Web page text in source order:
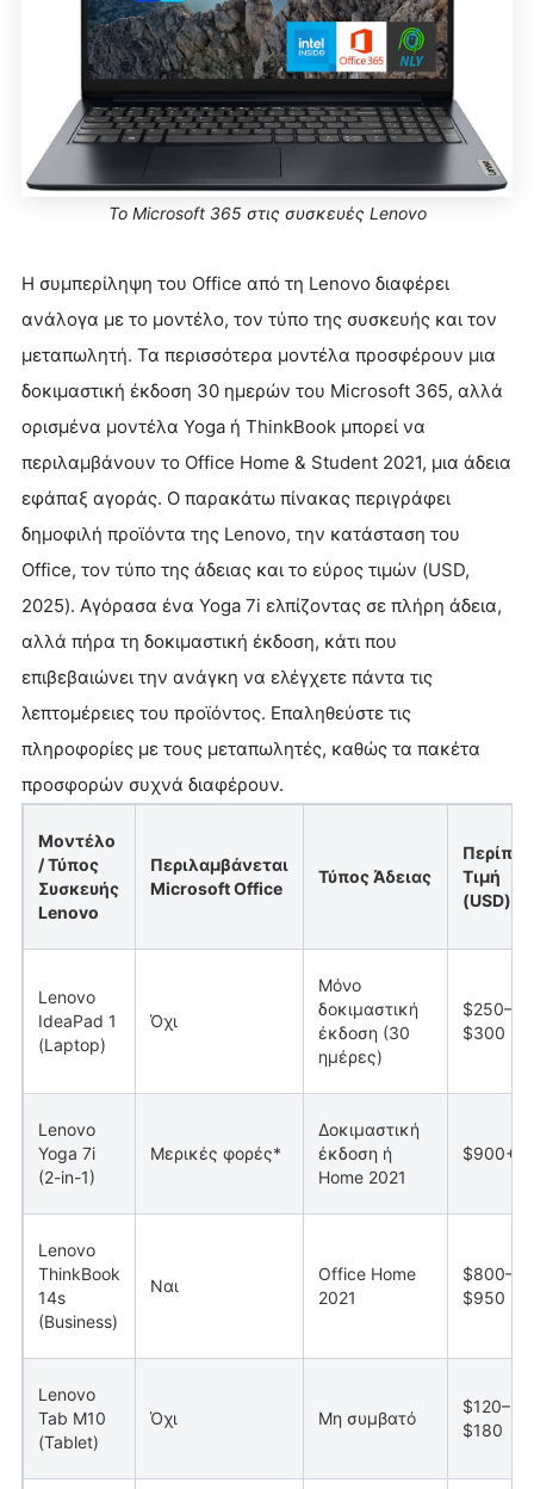
Το Microsoft 365 στις συσκευές Lenovo
Η συμπερίληψη του Office από τη Lenovo διαφέρει
ανάλογα με το μοντέλο, τον τύπο της συσκευής και τον
μεταπωλητή. Τα περισσότερα μοντέλα προσφέρουν μια
δοκιμαστική έκδοση 30 ημερών του Microsoft 365, αλλά
ορισμένα μοντέλα Yoga ή ThinkBook μπορεί να
περιλαμβάνουν το Office Home & Student 2021, μια άδεια
εφάπαξ αγοράς. Ο παρακάτω πίνακας περιγράφει
δημοφιλή προϊόντα της Lenovo, την κατάσταση του
Office, τον τύπο της άδειας και το εύρος τιμών (USD,
2025). Αγόρασα ένα Yoga 7i ελπίζοντας σε πλήρη άδεια,
αλλά πήρα τη δοκιμαστική έκδοση, κάτι που
επιβεβαιώνει την ανάγκη να ελέγχετε πάντα τις
λεπτομέρειες του προϊόντος. Επαληθεύστε τις
πληροφορίες με τους μεταπωλητές, καθώς τα πακέτα
προσφορών συχνά διαφέρουν.
Μοντέλο
/ Τύπος
Συσκευής
Lenovo
Περιλαμβάνεται
Microsoft Office
Τύπος Άδειας
Περίπου
Τιμή
(USD)
Lenovo
IdeaPad 1
(Laptop)
Όχι
Μόνο
δοκιμαστική
έκδοση (30
ημέρες)
$250–
$300
Lenovo
Yoga 7i
(2-in-1)
Μερικές φορές*
Δοκιμαστική
έκδοση ή
Home 2021
$900+
Lenovo
ThinkBook
14s
(Business)
Ναι
Office Home
2021
$800–
$950
Lenovo
Tab M10
(Tablet)
Όχι Μη συμβατό
$120–
$180